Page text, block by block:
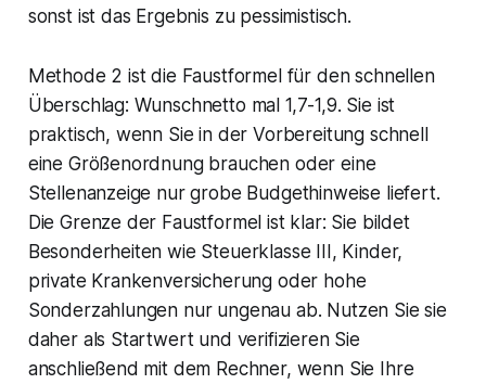
sonst ist das Ergebnis zu pessimistisch.
Methode 2 ist die Faustformel für den schnellen
Überschlag: Wunschnetto mal 1,7-1,9. Sie ist
praktisch, wenn Sie in der Vorbereitung schnell
eine Größenordnung brauchen oder eine
Stellenanzeige nur grobe Budgethinweise liefert.
Die Grenze der Faustformel ist klar: Sie bildet
Besonderheiten wie Steuerklasse III, Kinder,
private Krankenversicherung oder hohe
Sonderzahlungen nur ungenau ab. Nutzen Sie sie
daher als Startwert und verifizieren Sie
anschließend mit dem Rechner, wenn Sie Ihre